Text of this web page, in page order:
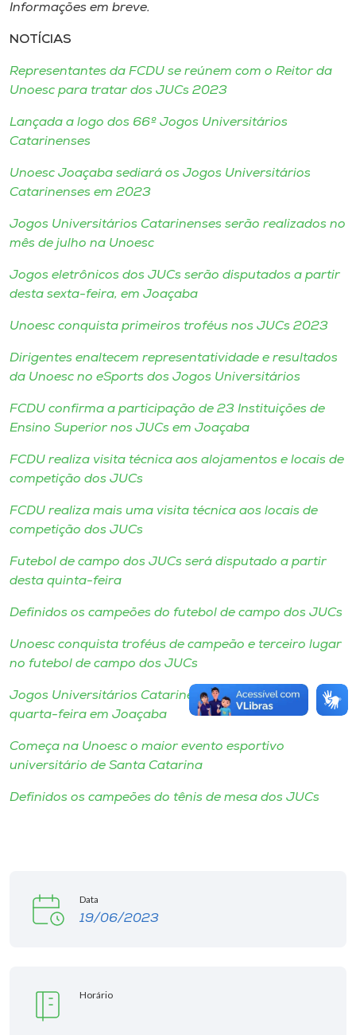
Informações em breve.
NOTÍCIAS
Representantes da FCDU se reúnem com o Reitor da
Unoesc para tratar dos JUCs 2023
Lançada a logo dos 66º Jogos Universitários
Catarinenses
Unoesc Joaçaba sediará os Jogos Universitários
Catarinenses em 2023
Jogos Universitários Catarinenses serão realizados no
mês de julho na Unoesc
Jogos eletrônicos dos JUCs serão disputados a partir
desta sexta-feira, em Joaçaba
Unoesc conquista primeiros troféus nos JUCs 2023
Dirigentes enaltecem representatividade e resultados
da Unoesc no eSports dos Jogos Universitários
FCDU confirma a participação de 23 Instituições de
Ensino Superior nos JUCs em Joaçaba
FCDU realiza visita técnica aos alojamentos e locais de
competição dos JUCs
FCDU realiza mais uma visita técnica aos locais de
competição dos JUCs
Futebol de campo dos JUCs será disputado a partir
desta quinta-feira
Definidos os campeões do futebol de campo dos JUCs
Unoesc conquista troféus de campeão e terceiro lugar
no futebol de campo dos JUCs
Jogos Universitários Catarinenses iniciam nesta
quarta-feira em Joaçaba
Começa na Unoesc o maior evento esportivo
universitário de Santa Catarina
Definidos os campeões do tênis de mesa dos JUCs
Data
19/06/2023
Horário